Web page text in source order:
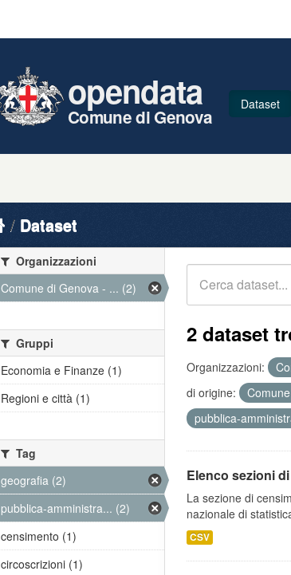
opendata
Comune di Genova
Dataset
Dataset
2 dataset
Organizzazioni:
di origine:
pubblica-
Elenco sezioni
La sezione di
nazionale di
CSV
Organizzazioni
Comune di Genova - ... (2)
Gruppi
Economia e Finanze (1)
Regioni e città (1)
Tag
geografia (2)
pubblica-amministra... (2)
censimento (1)
circoscrizioni (1)